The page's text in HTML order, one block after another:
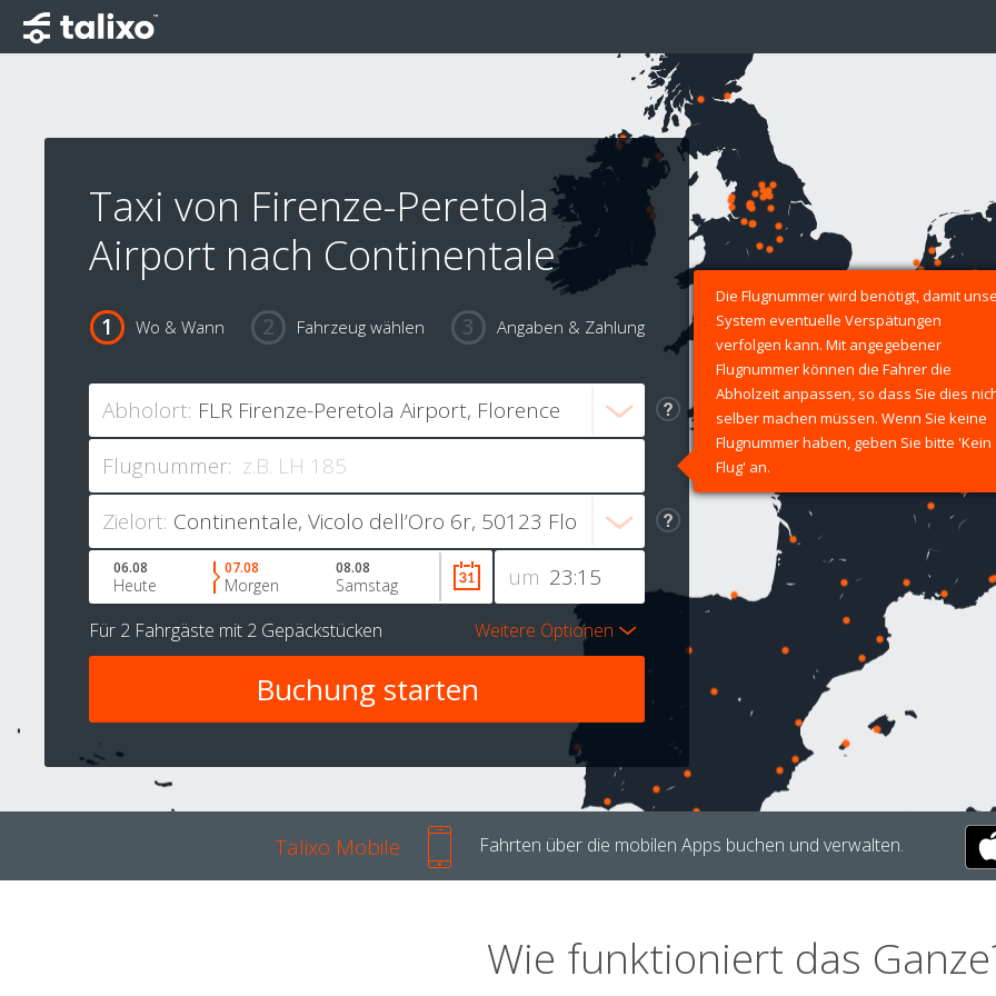
Taxi von Firenze-Peretola
Airport nach Continentale
Wo & Wann Fahrzeug wählen Angaben & Zahlung
Abholort:
Flugnummer:
Die Flugnummer wird benötigt, damit
System eventuelle Verspätungen
verfolgen kann. Mit angegebener
Flugnummer können die Fahrer die
Abholzeit anpassen, so dass Sie dies
selber machen müssen. Wenn Sie keine
Flugnummer haben, geben Sie bitte 'Kein
Flug' an.
Zielort:
um
06.08
Heute
07.08
Morgen
08.08
Samstag
Für 2 Fahrgäste mit 2 Gepäckstücken Weitere Optionen
Talixo Mobile Fahrten über die mobilen Apps buchen und verwalten.
Wie funktioniert das